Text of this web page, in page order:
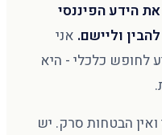
הידע הפיננסי
וליישם. אני
לחופש כלכלי - היא
ואין הבטחות סרק. יש